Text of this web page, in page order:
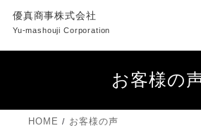
ン
キ
ー
に
優真商事株式会社
Yu-mashouji Corporation
お客様の
HOME
お客様の声